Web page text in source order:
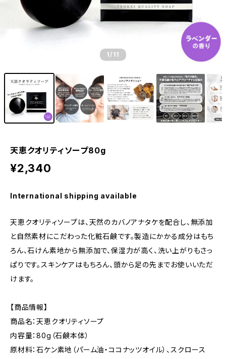
1 /11
天恵クオリティソープ80g
¥2,340
International shipping available
天恵クオリティソープは、天然のカバノアナタケを配合し、無添加
と自然素材にこだわった化粧石鹸です。製造にかかる成分はもち
ろん、石けん素地から無添加で、保湿力が高く、洗い上がりもさっ
ぱりです。スキンケアはもちろん、頭から足の先までお使いいただ
けます。
【商品情報】
商品名：天恵クオリティソープ
内容量：80g（石鹸本体）
原材料：石ケン素地（パーム油・ココナッツオイル）、スクロース